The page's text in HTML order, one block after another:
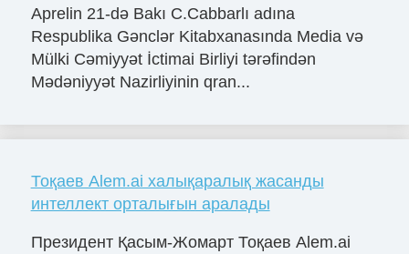
Aprelin 21-də Bakı C.Cabbarlı adına
Respublika Gənclər Kitabxanasında Media və
Mülki Cəmiyyət İctimai Birliyi tərəfindən
Mədəniyyət Nazirliyinin qran...
Тоқаев Alem.ai халықаралық жасанды
интеллект орталығын аралады
Президент Қасым-Жомарт Тоқаев Alem.ai